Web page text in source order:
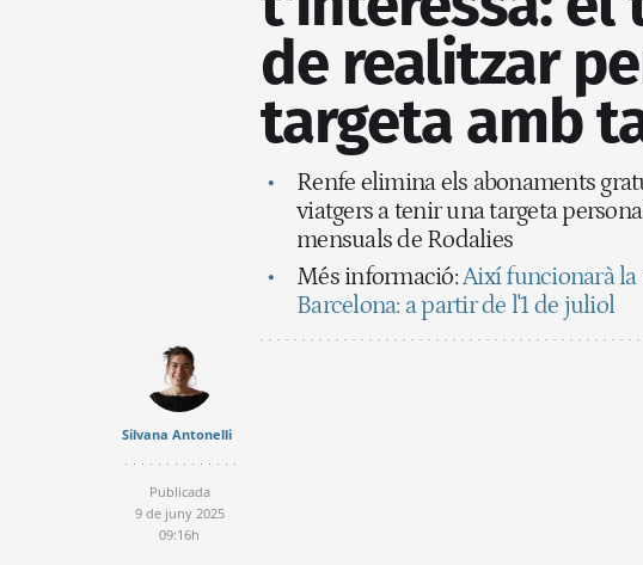
de realitzar
targeta amb
Renfe elimina els abonaments
viatgers a tenir una targeta
mensuals de Rodalies
Més informació:Així funcionarà la
Barcelona: a partir de l'1 de juliol
Silvana Antonelli
Publicada
9 de juny 2025
09:16h